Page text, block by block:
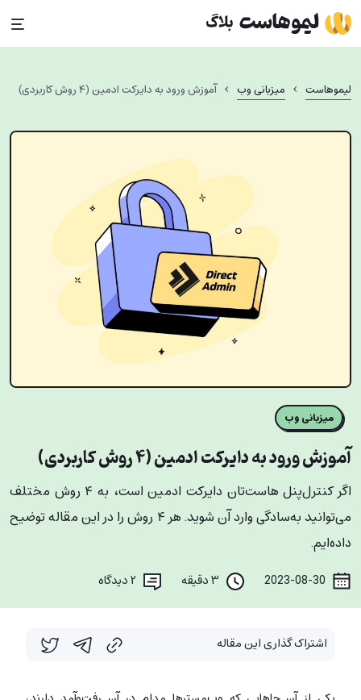
Skip
to
content
لیموهاست › میزبانی وب › آموزش ورود به دایرکت ادمین (۴ روش کاربردی)
میزبانی وب
آموزش ورود به دایرکت ادمین (۴ روش کاربردی)
اگر کنترل‌پنل هاست‌تان دایرکت ادمین است، به ۴ روش مختلف
می‌توانید به‌سادگی وارد آن شوید. هر ۴ روش را در این مقاله توضیح
داده‌ایم.
دیدگاه
اشتراک گذاری این مقاله